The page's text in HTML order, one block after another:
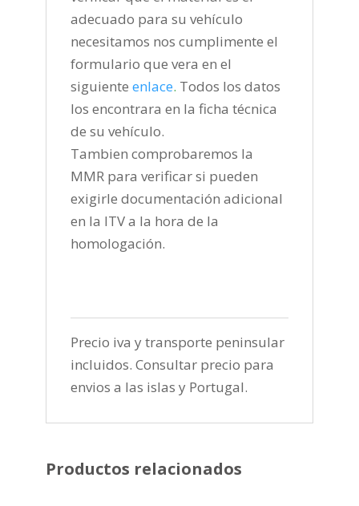
adecuado para su vehículo
necesitamos nos cumplimente el
formulario que vera en el
siguiente enlace. Todos los datos
los encontrara en la ficha técnica
de su vehículo.
Tambien comprobaremos la
MMR para verificar si pueden
exigirle documentación adicional
en la ITV a la hora de la
homologación.
Precio iva y transporte peninsular
incluidos. Consultar precio para
envios a las islas y Portugal.
Productos relacionados